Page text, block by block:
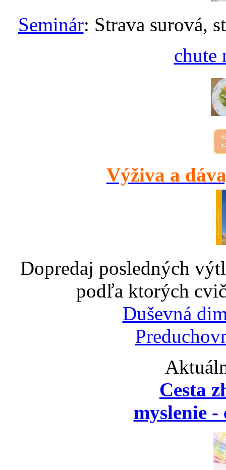
Seminár: Strava surová,
chute
Výživa a
Dopredaj posledných
podľa ktorých
Duševná
Cesta
myslenie